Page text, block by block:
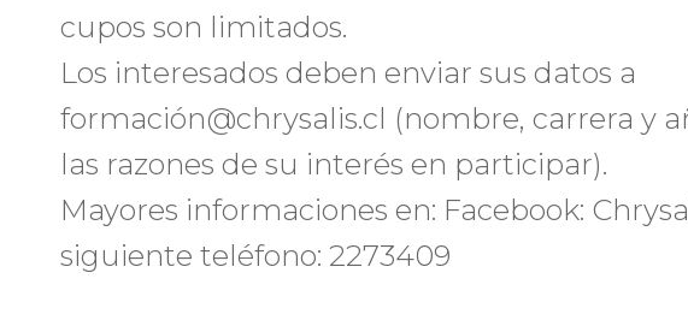
cupos son limitados.
Los interesados deben enviar sus datos a
formación@chrysalis.cl (nombre, carrera y
las razones de su interés en participar).
Mayores informaciones en: Facebook:
siguiente teléfono: 2273409